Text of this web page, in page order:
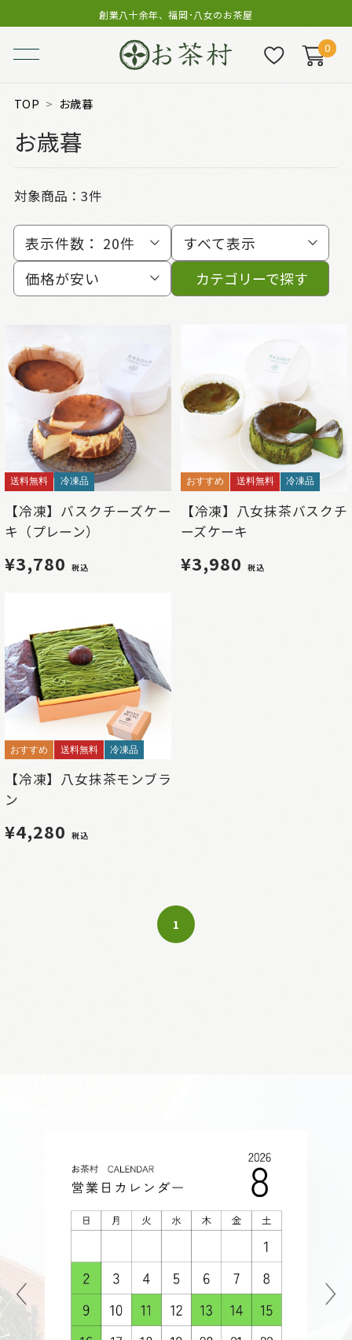
創業八十余年、福岡･八女のお茶屋
0
TOP お歳暮
お歳暮
対象商品： 3件
表示件数： 20件
すべて表示
価格が安い
カテゴリーで探す
送料無料 冷凍品
【冷凍】バスクチーズケー
キ（プレーン）
¥3,780 税込
おすすめ 送料無料 冷凍品
【冷凍】八女抹茶バスクチ
ーズケーキ
¥3,980 税込
おすすめ 送料無料 冷凍品
【冷凍】八女抹茶モンブラ
ン
¥4,280 税込
1